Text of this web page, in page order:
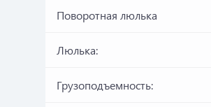
Поворотная люлька
Люлька:
Грузоподъемность: